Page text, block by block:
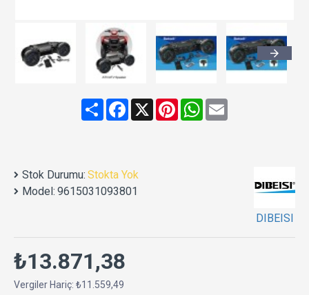
ShareFacebook
X PinterestWhatsApp
Email
Stok Durumu: Stokta Yok
Model: 9615031093801
DIBEISI
₺13.871,38
Vergiler Hariç: ₺11.559,49